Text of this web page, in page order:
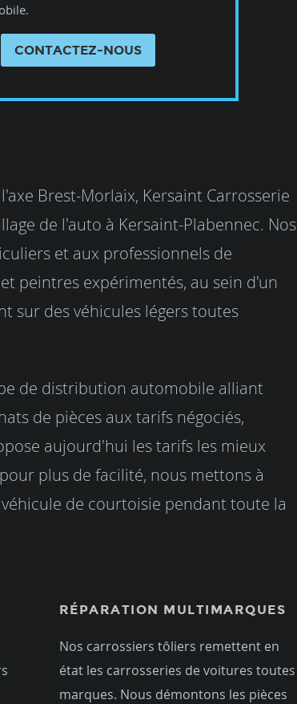
CONTACTEZ-NOUS
Brest-Morlaix, Kersaint Carrosserie
de l'auto à Kersaint-Plabennec. Nos
et aux professionnels de
peintres expérimentés, au sein d'un
sur des véhicules légers toutes
de distribution automobile alliant
de pièces aux tarifs négociés,
aujourd'hui les tarifs les mieux
plus de facilité, nous mettons à
de courtoisie pendant toute la
RÉPARATION MULTIMARQUES
Nos carrossiers tôliers remettent en
état les carrosseries de voitures toutes
marques. Nous démontons les pièces